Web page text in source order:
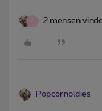
2 mensen
Popcornoldies